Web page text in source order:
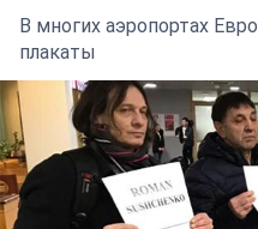
В многих аэропортах
плакаты